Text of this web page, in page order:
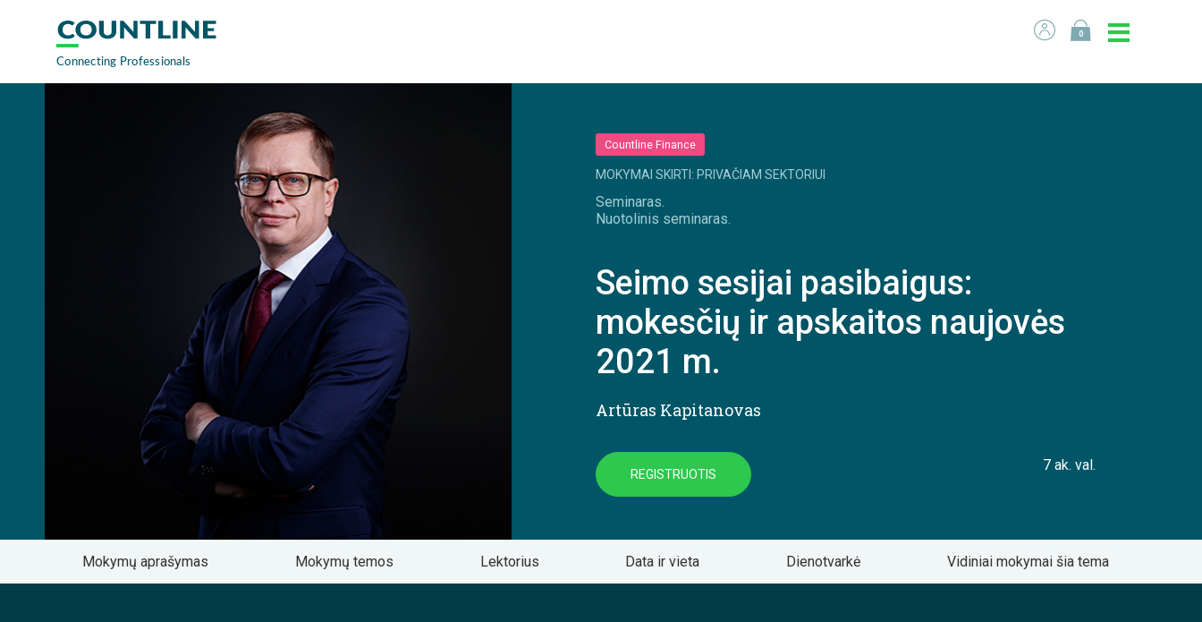
0
Countline Finance
MOKYMAI SKIRTI: PRIVAČIAM SEKTORIUI
Seminaras.
Nuotolinis seminaras.
Seimo sesijai pasibaigus:
mokesčių ir apskaitos naujovės
2021 m.
Artūras Kapitanovas
REGISTRUOTIS
7 ak. val.
Mokymų aprašymas Mokymų temos Lektorius Data ir vieta Dienotvarkė Vidiniai mokymai šia tema